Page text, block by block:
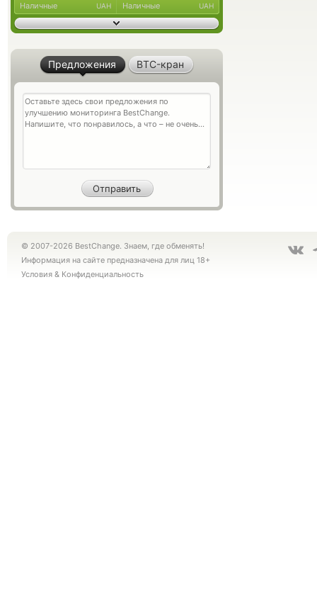
Наличные UAH Наличные UAH
Предложения BTC-кран
© 2007-2026 BestChange. Знаем, где обменять!
Информация на сайте предназначена для лиц 18+
Условия & Конфиденциальность